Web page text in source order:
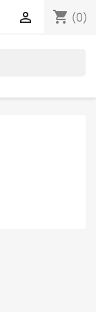
shopping_cart (0)
